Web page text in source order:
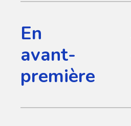
En
avant-
première